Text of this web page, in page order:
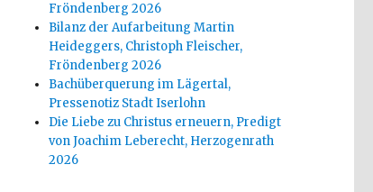
Fröndenberg 2026
Bilanz der Aufarbeitung Martin
Heideggers, Christoph Fleischer,
Fröndenberg 2026
Bachüberquerung im Lägertal,
Pressenotiz Stadt Iserlohn
Die Liebe zu Christus erneuern, Predigt
von Joachim Leberecht, Herzogenrath
2026